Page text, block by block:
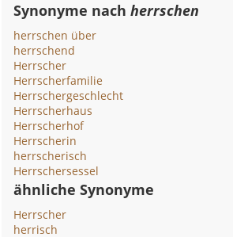
Synonyme nachherrschen
herrschen über
herrschend
Herrscher
Herrscherfamilie
Herrschergeschlecht
Herrscherhaus
Herrscherhof
Herrscherin
herrscherisch
Herrschersessel
ähnliche Synonyme
Herrscher
herrisch